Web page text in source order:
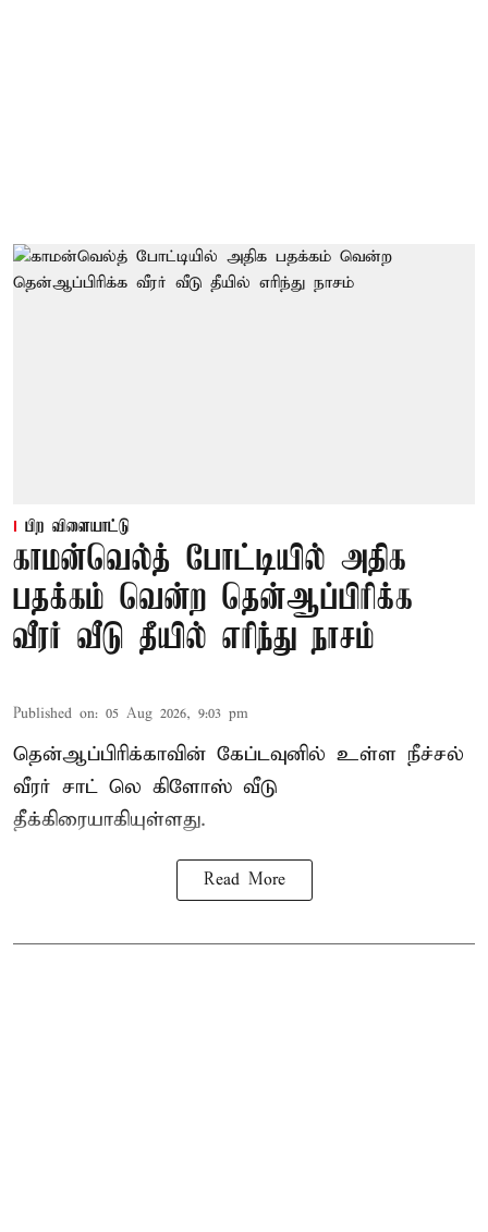
பிற விளையாட்டு
காமன்வெல்த் போட்டியில் அதிக
பதக்கம் வென்ற தென்ஆப்பிரிக்க
வீரர் வீடு தீயில் எரிந்து நாசம்
Published on: 05 Aug 2026, 9:03 pm
தென்ஆப்பிரிக்காவின் கேப்டவுனில் உள்ள நீச்சல்
வீரர் சாட் லெ கிளோஸ் வீடு
தீக்கிரையாகியுள்ளது.
Read More